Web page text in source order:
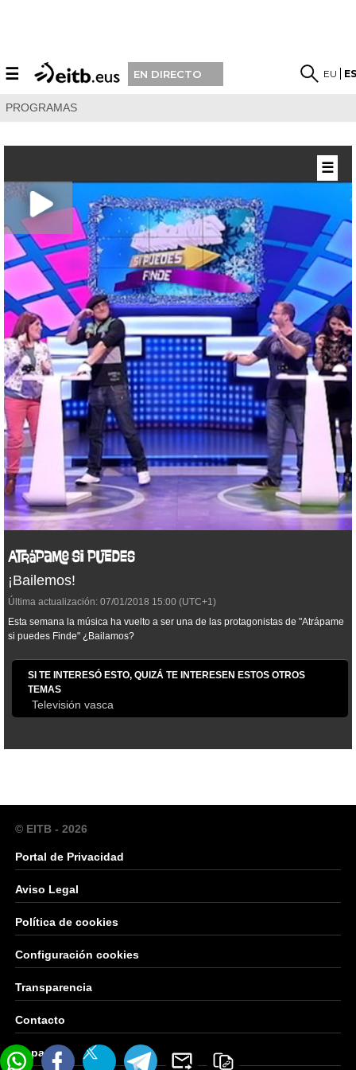
☰ EN DIRECTO EU
PROGRAMAS
¡Bailemos!
Última actualización: 07/01/2018 15:00 (UTC+1)
Esta semana la música ha vuelto a ser una de las protagonistas de "Atrápame
si puedes Finde" ¿Bailamos?
SI TE INTERESÓ ESTO, QUIZÁ TE INTERESEN ESTOS OTROS
TEMAS
Televisión vasca
☰
© EITB - 2026
Portal de Privacidad
Aviso Legal
Política de cookies
Configuración cookies
Transparencia
Contacto
Mapa Web